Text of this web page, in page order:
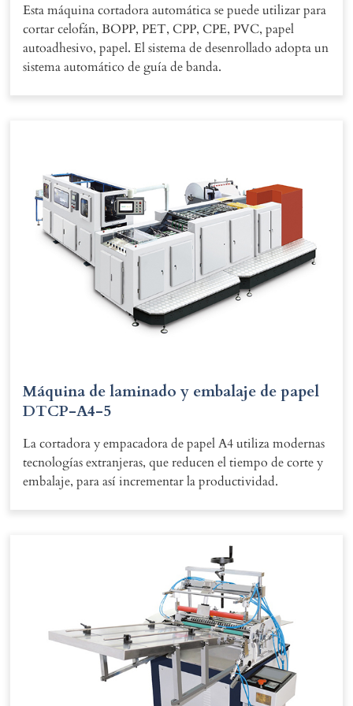
Esta máquina cortadora automática se puede utilizar para
cortar celofán, BOPP, PET, CPP, CPE, PVC, papel
autoadhesivo, papel. El sistema de desenrollado adopta un
sistema automático de guía de banda.
Máquina de laminado y embalaje de papel
DTCP-A4-5
La cortadora y empacadora de papel A4 utiliza modernas
tecnologías extranjeras, que reducen el tiempo de corte y
embalaje, para así incrementar la productividad.